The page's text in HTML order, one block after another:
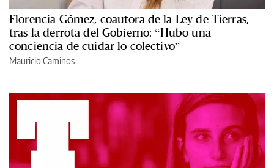
Florencia Gómez, coautora de la Ley de Tierras,
tras la derrota del Gobierno: “Hubo una
conciencia de cuidar lo colectivo”
Mauricio Caminos